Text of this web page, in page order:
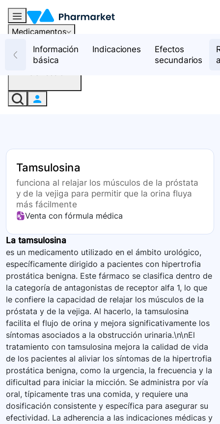
Medicamentos
RecursosInformación
básica
Indicaciones
Efectos
secundarios
Tamsulosina
funciona al relajar los músculos de la próstata
y de la vejiga para permitir que la orina fluya
más fácilmente
Venta con fórmula médica
La tamsulosina
es un medicamento utilizado en el ámbito urológico,
específicamente dirigido a pacientes con hipertrofia
prostática benigna. Este fármaco se clasifica dentro de
la categoría de antagonistas de receptor alfa 1, lo que
le confiere la capacidad de relajar los músculos de la
próstata y de la vejiga. Al hacerlo, la tamsulosina
facilita el flujo de orina y mejora significativamente los
síntomas asociados a la obstrucción urinaria.\n\nEl
tratamiento con tamsulosina mejora la calidad de vida
de los pacientes al aliviar los síntomas de la hipertrofia
prostática benigna, como la urgencia, la frecuencia y la
dificultad para iniciar la micción. Se administra por vía
oral, típicamente tras una comida, y requiere una
dosificación consistente y específica para asegurar su
efectividad. La adherencia a las indicaciones médicas y